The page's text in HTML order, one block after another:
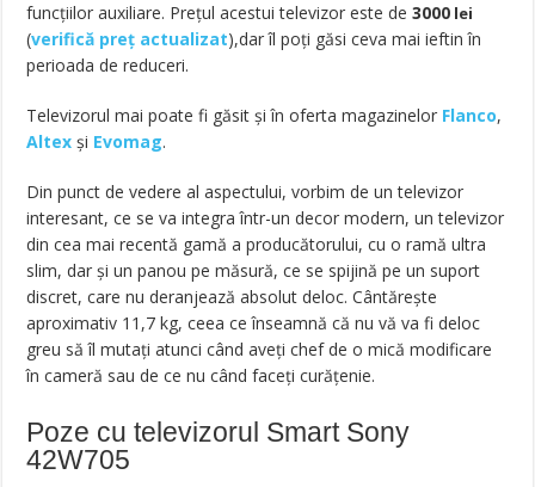
funcţiilor auxiliare. Preţul acestui televizor este de3000 lei
(verifică preț actualizat),dar îl poţi găsi ceva mai ieftin în
perioada de reduceri.
Televizorul mai poate fi găsit și în oferta magazinelor Flanco,
Altex și Evomag.
Din punct de vedere al aspectului, vorbim de un televizor
interesant, ce se va integra într-un decor modern, un televizor
din cea mai recentă gamă a producătorului, cu o ramă ultra
slim, dar și un panou pe măsură, ce se spijină pe un suport
discret, care nu deranjează absolut deloc. Cântărește
aproximativ 11,7 kg, ceea ce înseamnă că nu vă va fi deloc
greu să îl mutați atunci când aveți chef de o mică modificare
în cameră sau de ce nu când faceți curățenie.
Poze cu televizorul Smart Sony
42W705